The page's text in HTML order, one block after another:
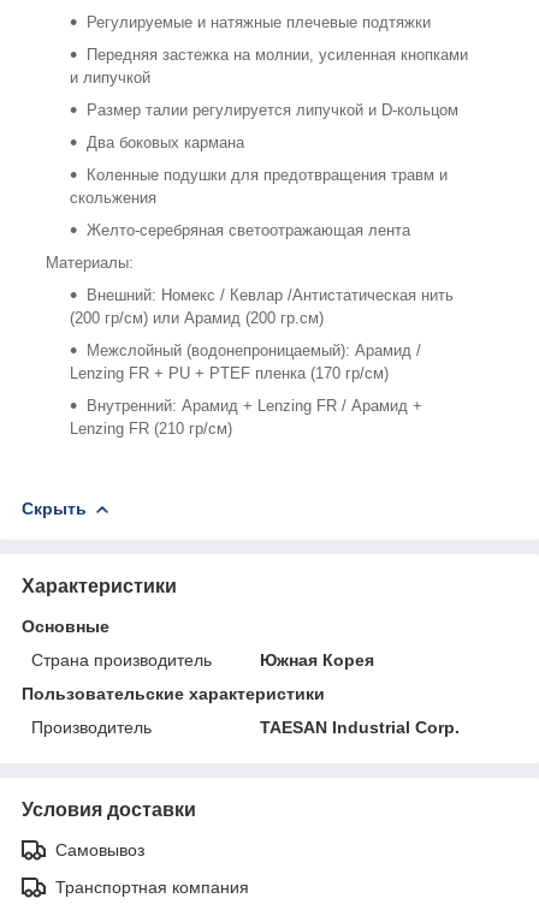
Регулируемые и натяжные плечевые подтяжки
Передняя застежка на молнии, усиленная кнопками
и липучкой
Размер талии регулируется липучкой и D-кольцом
Два боковых кармана
Коленные подушки для предотвращения травм и
скольжения
Желто-серебряная светоотражающая лента
Материалы:
Внешний: Номекс / Кевлар /Антистатическая нить
(200 гр/см) или Арамид (200 гр.см)
Межслойный (водонепроницаемый): Арамид /
Lenzing FR + PU + PTEF пленка (170 гр/см)
Внутренний: Арамид + Lenzing FR / Арамид +
Lenzing FR (210 гр/см)
Скрыть
Характеристики
Основные
Страна производитель
Южная Корея
Пользовательские характеристики
Производитель
TAESAN Industrial Corp.
Условия доставки
Самовывоз
Транспортная компания